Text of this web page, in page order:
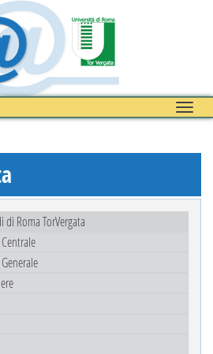
Toggle
di Roma TorVergata